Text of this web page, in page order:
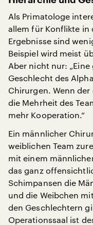
Als Primatologe
allem für Konflikte in
Ergebnisse sind
Beispiel wird meist
Aber nicht nur:
Geschlecht des
Chirurgen. Wenn
die Mehrheit des
mehr Kooperation.“
Ein männlicher
weiblichen Team
mit einem
das ganz
Schimpansen die
und die Weibchen
den Geschlechtern
Operationssaal ist